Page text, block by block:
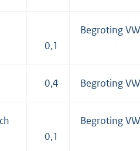
0,1
Begroting
0,4 Begroting
0,1
Begroting